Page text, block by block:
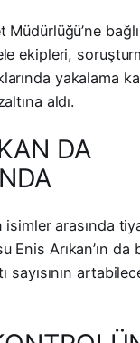
Müdürlüğü’ne
ekipleri,
yakalama
aldı.
DA
isimler arasında
Enis Arıkan’ın da
sayısının